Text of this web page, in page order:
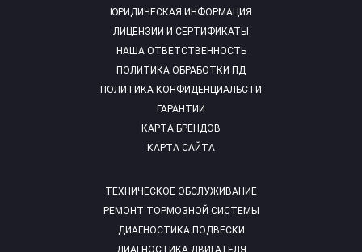
ТЕХНИЧЕСКОЕ ОБСЛУЖИВАНИЕ
РЕМОНТ ТОРМОЗНОЙ СИСТЕМЫ
ДИАГНОСТИКА ПОДВЕСКИ
ЮРИДИЧЕСКАЯ ИНФОРМАЦИЯ
ЛИЦЕНЗИИ И СЕРТИФИКАТЫ
НАША ОТВЕТСТВЕННОСТЬ
ПОЛИТИКА ОБРАБОТКИ ПД
ПОЛИТИКА КОНФИДЕНЦИАЛЬСТИ
ГАРАНТИИ
КАРТА БРЕНДОВ
КАРТА САЙТА